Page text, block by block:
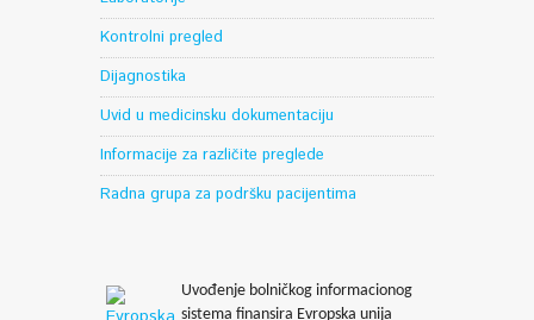
Kontrolni pregled
Dijagnostika
Uvid u medicinsku dokumentaciju
Informacije za različite preglede
Radna grupa za podršku pacijentima
Uvođenje bolničkog informacionog
sistema finansira Evropska unija